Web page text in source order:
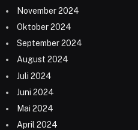
November 2024
Oktober 2024
September 2024
August 2024
Juli 2024
Juni 2024
Mai 2024
April 2024